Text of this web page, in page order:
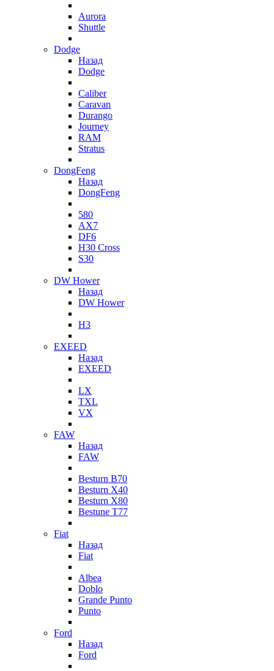
Aurora
Shuttle
Dodge
Назад
Dodge
Caliber
Caravan
Durango
Journey
RAM
Stratus
DongFeng
Назад
DongFeng
580
AX7
DF6
H30 Cross
S30
DW Hower
Назад
DW Hower
H3
EXEED
Назад
EXEED
LX
TXL
VX
FAW
Назад
FAW
Besturn B70
Besturn X40
Besturn X80
Bestune T77
Fiat
Назад
Fiat
Albea
Doblo
Grande Punto
Punto
Ford
Назад
Ford